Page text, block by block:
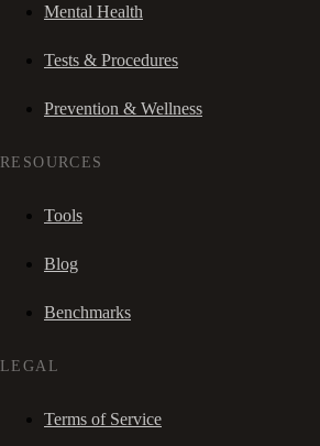
Mental Health
Tests & Procedures
Prevention & Wellness
RESOURCES
Tools
Blog
Benchmarks
LEGAL
Terms of Service